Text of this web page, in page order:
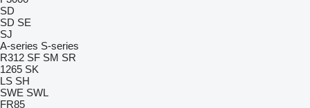
SD
SD SE
SJ
A-series S-series
R312 SF SM SR
1265 SK
LS SH
SWE SWL
FR85